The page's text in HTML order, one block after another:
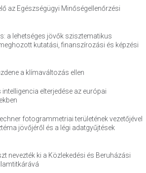
az Egészségügyi Minőségellenőrzési
a lehetséges jövők szisztematikus
kutatási, finanszírozási és képzési
a klímaváltozás ellen
elterjedése az európai
fotogrammetriai területének vezetőjével
jövőjéről és a légi adatgyűjtések
nevezték ki a Közlekedési és Beruházási